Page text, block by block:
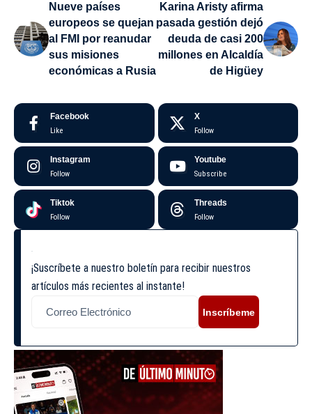
Nueve países
europeos se quejan
al FMI por reanudar
sus misiones
económicas a Rusia
Karina Aristy afirma
pasada gestión dejó
deuda de casi 200
millones en Alcaldía
de Higüey
Facebook
Like
X
Follow
Instagram
Follow
Youtube
Subscribe
Tiktok
Follow
Threads
Follow
¡Suscríbete a nuestro boletín para recibir nuestros
artículos más recientes al instante!
Inscríbeme